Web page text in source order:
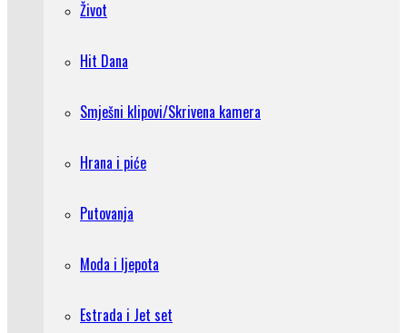
Život
Hit Dana
Smješni klipovi/Skrivena kamera
Hrana i piće
Putovanja
Moda i ljepota
Estrada i Jet set